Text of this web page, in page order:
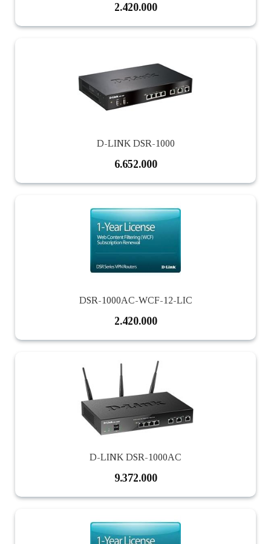
2.420.000
D-LINK DSR-1000
6.652.000
DSR-1000AC-WCF-12-LIC
2.420.000
D-LINK DSR-1000AC
9.372.000